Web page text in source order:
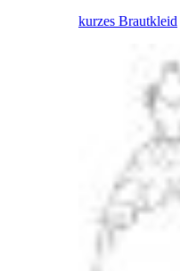
kurzes Brautkleid